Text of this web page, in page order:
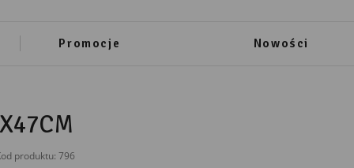
Promocje Nowości
produktu: 796